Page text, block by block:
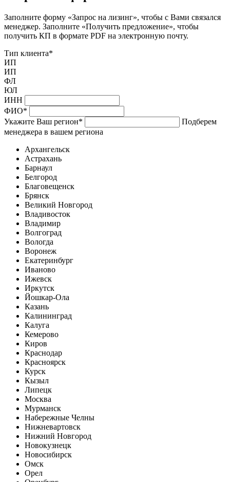
Заполните форму «Запрос на лизинг», чтобы с Вами связался
менеджер. Заполните «Получить предложение», чтобы
получить КП в формате PDF на электронную почту.
Тип клиента*
ИП
ИП
ФЛ
ЮЛ
ИНН
ФИО*
Укажите Ваш регион*
Подберем
менеджера в вашем региона
Архангельск
Астрахань
Барнаул
Белгород
Благовещенск
Брянск
Великий Новгород
Владивосток
Владимир
Волгоград
Вологда
Воронеж
Екатеринбург
Иваново
Ижевск
Иркутск
Йошкар-Ола
Казань
Калининград
Калуга
Кемерово
Киров
Краснодар
Красноярск
Курск
Кызыл
Липецк
Москва
Мурманск
Набережные Челны
Нижневартовск
Нижний Новгород
Новокузнецк
Новосибирск
Омск
Орел